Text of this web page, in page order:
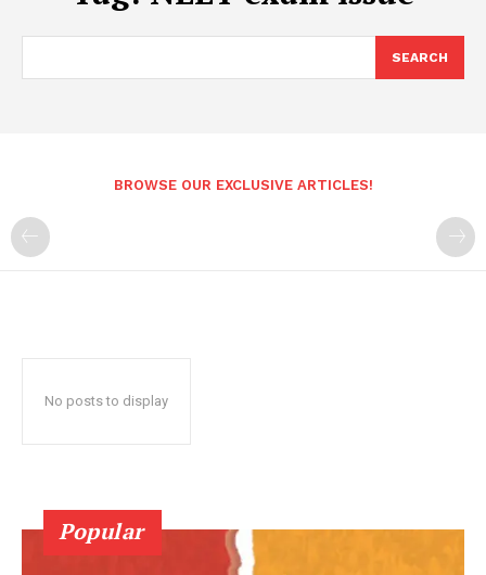
SEARCH
BROWSE OUR EXCLUSIVE ARTICLES!
No posts to display
Popular